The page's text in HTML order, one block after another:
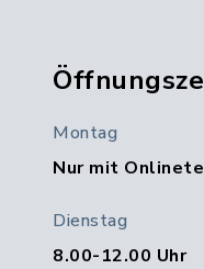
Montag
Nur mit
Dienstag
8.00-12.00 Uhr